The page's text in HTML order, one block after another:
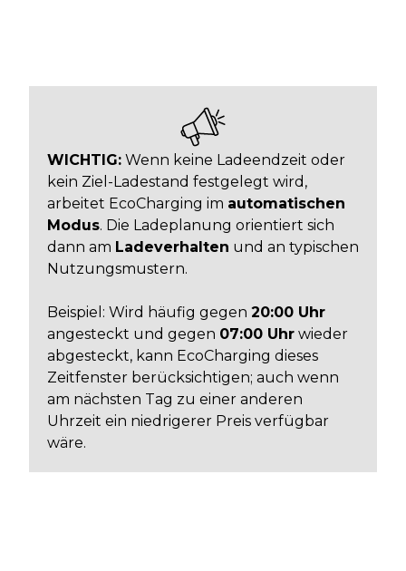
WICHTIG: Wenn keine Ladeendzeit oder
kein Ziel-Ladestand festgelegt wird,
arbeitet EcoCharging im automatischen
Modus. Die Ladeplanung orientiert sich
dann am Ladeverhalten und an typischen
Nutzungsmustern.
Beispiel: Wird häufig gegen 20:00 Uhr
angesteckt und gegen 07:00 Uhr wieder
abgesteckt, kann EcoCharging dieses
Zeitfenster berücksichtigen; auch wenn
am nächsten Tag zu einer anderen
Uhrzeit ein niedrigerer Preis verfügbar
wäre.